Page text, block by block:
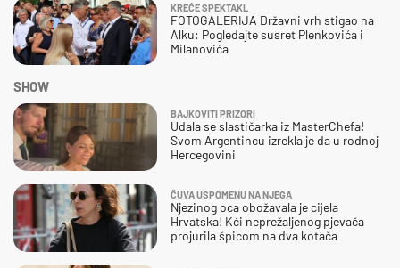
KREĆE SPEKTAKL
FOTOGALERIJA Državni vrh stigao na
Alku: Pogledajte susret Plenkovića i
Milanovića
SHOW
BAJKOVITI PRIZORI
Udala se slastičarka iz MasterChefa!
Svom Argentincu izrekla je da u rodnoj
Hercegovini
ČUVA USPOMENU NA NJEGA
Njezinog oca obožavala je cijela
Hrvatska! Kći neprežaljenog pjevača
projurila špicom na dva kotača